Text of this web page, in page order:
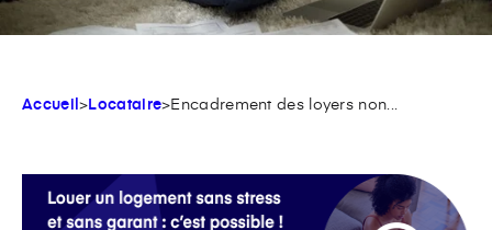
Accueil>Locataire>Encadrement des loyers non...